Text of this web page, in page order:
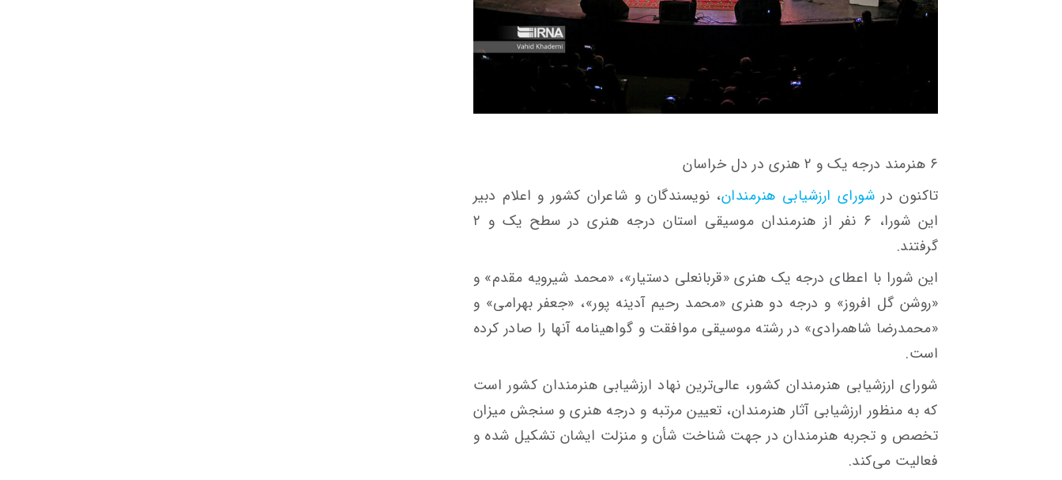
۶ هنرمند درجه یک و ۲ هنری در دل خراسان
تاکنون در شورای ارزشیابی هنرمندان، نویسندگان و شاعران کشور و اعلام دبیر
این شورا، ۶ نفر از هنرمندان موسیقی استان درجه هنری در سطح یک و ۲
گرفتند.
این شورا با اعطای درجه یک هنری «قربانعلی دستیار»، «محمد شیرویه مقدم» و
«روشن گل افروز» و درجه دو هنری «محمد رحیم آدینه پور»، «جعفر بهرامی» و
«محمدرضا شاهمرادی» در رشته موسیقی موافقت و گواهینامه آنها را صادر کرده
است.
شورای ارزشیابی هنرمندان کشور، عالی‌ترین نهاد ارزشیابی هنرمندان کشور است
که به منظور ارزشیابی آثار هنرمندان، تعیین مرتبه و درجه هنری و سنجش میزان
تخصص و تجربه هنرمندان در جهت شناخت شأن و منزلت ایشان تشکیل‌ شده و
فعالیت می‌کند.